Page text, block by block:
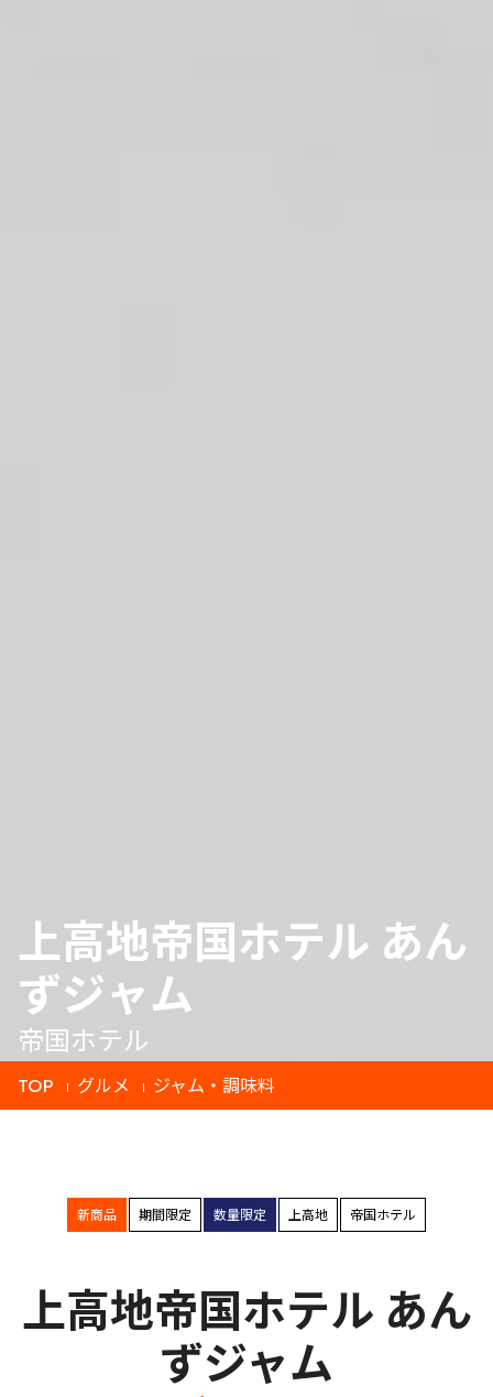
上高地帝国ホテル あん
ずジャム
帝国ホテル
TOP グルメ ジャム・調味料
新商品 期間限定 数量限定 上高地 帝国ホテル
上高地帝国ホテル あん
ずジャム